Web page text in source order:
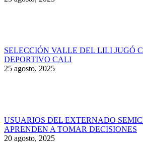
SELECCIÓN VALLE DEL LILI JUGÓ
DEPORTIVO CALI
25 agosto, 2025
USUARIOS DEL EXTERNADO
APRENDEN A TOMAR DECISIONES
20 agosto, 2025